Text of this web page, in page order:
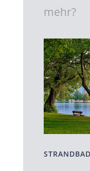
mehr?